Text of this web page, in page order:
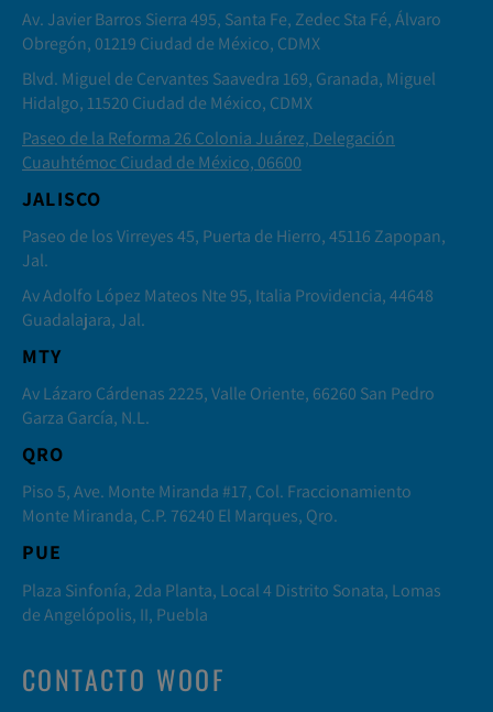
Av. Javier Barros Sierra 495, Santa Fe, Zedec Sta Fé, Álvaro
Obregón, 01219 Ciudad de México, CDMX
Blvd. Miguel de Cervantes Saavedra 169, Granada, Miguel
Hidalgo, 11520 Ciudad de México, CDMX
Paseo de la Reforma 26 Colonia Juárez, Delegación
Cuauhtémoc Ciudad de México, 06600
JALISCO
Paseo de los Virreyes 45, Puerta de Hierro, 45116 Zapopan,
Jal.
Av Adolfo López Mateos Nte 95, Italia Providencia, 44648
Guadalajara, Jal.
MTY
Av Lázaro Cárdenas 2225, Valle Oriente, 66260 San Pedro
Garza García, N.L.
QRO
Piso 5, Ave. Monte Miranda #17, Col. Fraccionamiento
Monte Miranda, C.P. 76240 El Marques, Qro.
PUE
Plaza Sinfonía, 2da Planta, Local 4 Distrito Sonata, Lomas
de Angelópolis, II, Puebla
CONTACTO WOOF